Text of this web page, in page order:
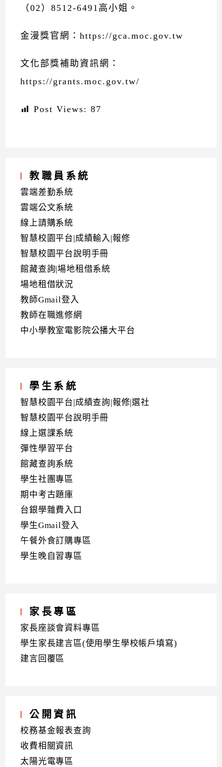
（02）8512-6491高小姐。
金漫獎官網：https://gca.moc.gov.tw
文化部獎補助資訊網：
https://grants.moc.gov.tw/
Post Views: 87
教職員系統
雲端差勤系統
雲端公文系統
線上請購系統
智慧校園平台|成績輸入|報修
智慧校園平台說明手冊
館藏查詢|場地租借系統
場地租借狀況
教師Gmail登入
教師在職進修網
中小學教室電影院公播大平台
學生系統
智慧校園平台|成績查詢|報修|選社
智慧校園平台說明手冊
線上選課系統
彈性學習平台
館藏查詢系統
學生社團專區
期中考古題庫
台銀學雜費入口
學生Gmail登入
午餐外食訂購專區
學生晚自習專區
家長專區
家長座談會資料專區
學生家長建言區(使用學生學校帳戶填寫)
建言回覆區
公開資訊
校務基金報表查詢
收費相關資訊
太陽光電專區